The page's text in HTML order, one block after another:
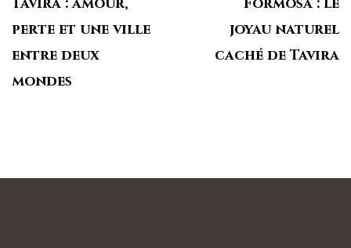
perte et une ville
entre deux
mondes
joyau naturel
caché de Tavira